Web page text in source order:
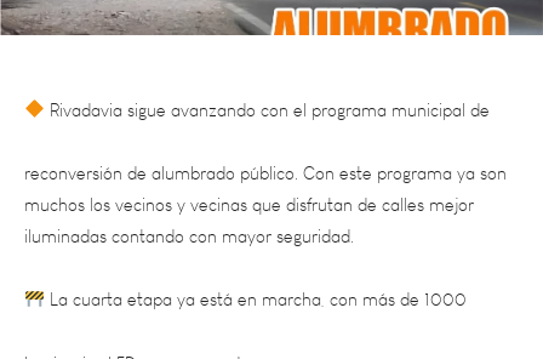
Rivadavia sigue avanzando con el programa municipal de
reconversión de alumbrado público. Con este programa ya son
muchos los vecinos y vecinas que disfrutan de calles mejor
iluminadas contando con mayor seguridad.
La cuarta etapa ya está en marcha, con más de 1000
luminarias LED en proceso de compra.